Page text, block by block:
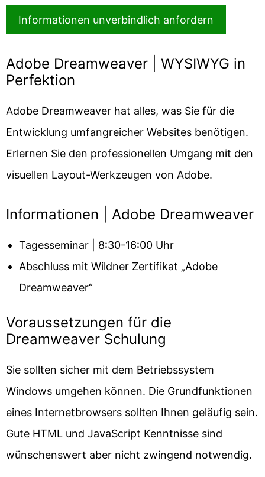
Adobe Dreamweaver | WYSIWYG in
Perfektion
Adobe Dreamweaver hat alles, was Sie für die
Entwicklung umfangreicher Websites benötigen.
Erlernen Sie den professionellen Umgang mit den
visuellen Layout-Werkzeugen von Adobe.
Informationen | Adobe Dreamweaver
Tagesseminar | 8:30-16:00 Uhr
Abschluss mit Wildner Zertifikat „Adobe
Dreamweaver“
Voraussetzungen für die
Dreamweaver Schulung
Sie sollten sicher mit dem Betriebssystem
Windows umgehen können. Die Grundfunktionen
eines Internetbrowsers sollten Ihnen geläufig sein.
Gute HTML und JavaScript Kenntnisse sind
wünschenswert aber nicht zwingend notwendig.